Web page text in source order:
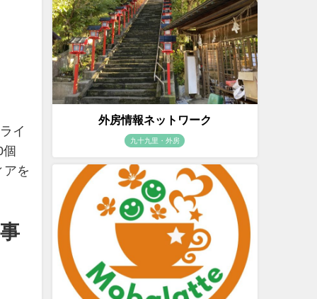
イ
アを
外房情報ネットワーク
九十九里・外房